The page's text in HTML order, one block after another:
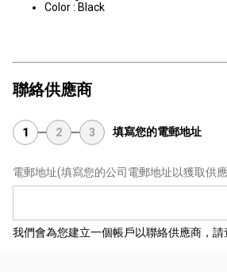
Color : Black
聯絡供應商
1 2 3 填寫您的電郵地址
電郵地址(填寫您的公司電郵地址以獲取供
我們會為您建立一個帳戶以聯絡供應商，請